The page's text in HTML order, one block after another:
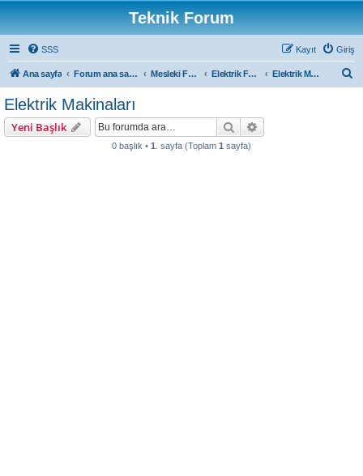
Teknik Forum
SSS Giriş
Kayıt
Ana sayfa Forum ana sayfa Mesleki Forumlar Elektrik Forum Elektrik Makinaları
Elektrik Makinaları
Yeni Başlık Ara
0 başlık • 1 . sayfa (Toplam 1 sayfa)